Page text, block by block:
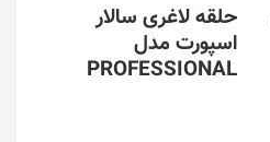
حلقه لاغری سالار
اسپورت مدل
PROFESSIONAL